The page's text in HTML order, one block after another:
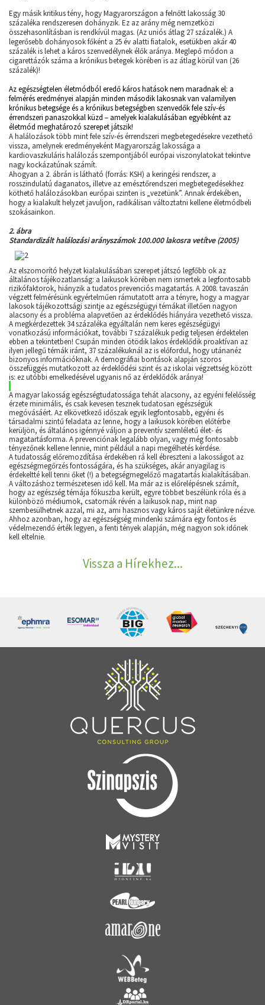
Egy másik kritikus tény, hogy Magyarországon a felnőtt lakosság 30
százaléka rendszeresen dohányzik. Ez az arány még nemzetközi
összehasonlításban is rendkívül magas. (Az uniós átlag 27 százalék.) A
legerősebb dohányosok főként a 25 év alatti fiatalok, esetükben akár 40
százalék is lehet a káros szenvedélynek élők aránya. Meglepő módon a
cigarettázók száma a krónikus betegek körében is az átlag körül van (26
százalék)!
Az egészségtelen életmódból eredő káros hatások nem maradnak el: a
felmérés eredményei alapján minden második lakosnak van valamilyen
krónikus betegsége és a krónikus betegségben szenvedők fele szív-és
érrendszeri panaszokkal küzd – amelyek kialakulásában egyébként az
életmód meghatározó szerepet játszik!
A halálozások több mint fele szív-és érrendszeri megbetegedésekre vezethető
vissza, amelynek eredményeként Magyarország lakossága a
kardiovaszkuláris halálozás szempontjából európai viszonylatokat tekintve
nagy kockázatúnak számít.
Ahogyan a 2. ábrán is látható (forrás: KSH) a keringési rendszer, a
rosszindulatú daganatos, illetve az emésztőrendszeri megbetegedésekhez
köthető halálozásokban európai szinten is „vezetünk”. Annak érdekében,
hogy a kialakult helyzet javuljon, radikálisan változtatni kellene életmódbeli
szokásainkon.
2. ábra
Standardizált halálozási arányszámok 100.000 lakosra vetítve (2005)
Az elszomorító helyzet kialakulásában szerepet játszó legfőbb ok az
általános tájékozatlanság: a laikusok körében nem ismertek a legfontosabb
rizikófaktorok, hiányzik a tudatos prevenciós magatartás. A 2008. tavaszán
végzett felmérésünk egyértelműen rámutatott arra a tényre, hogy a magyar
lakosok tájékozottsági szintje az egészségügyi témákat illetően nagyon
alacsony és a probléma alapvetően az érdeklődés hiányára vezethető vissza.
A megkérdezettek 34 százaléka egyáltalán nem keres egészségügyi
vonatkozású információkat, további 7 százalékuk pedig teljesen érdektelen
ebben a tekintetben! Csupán minden ötödik lakos érdeklődik proaktívan az
ilyen jellegű témák iránt, 37 százalékuknál az is előfordul, hogy utánanéz
bizonyos információknak. A demográfiai bontások alapján szoros
összefüggés mutatkozott az érdeklődési szint és az iskolai végzettség között
is: ez utóbbi emelkedésével ugyanis nő az érdeklődők aránya!
A magyar lakosság egészségtudatossága tehát alacsony, az egyéni felelősség
érzete minimális, és csak kevesen tesznek tudatosan egészségük
megóvásáért. Az elkövetkező időszak egyik legfontosabb, egyéni és
társadalmi szintű feladata az lenne, hogy a laikusok körében előtérbe
kerüljön, és általános igénnyé váljon a preventív szemléletű élet- és
magatartásforma. A prevenciónak legalább olyan, vagy még fontosabb
tényezőnek kellene lennie, mint például a napi megélhetés kérdése.
A tudatosság előremozdítása érdekében rá kell ébreszteni a lakosságot az
egészségmegőrzés fontosságára, és ha szükséges, akár anyagilag is
érdekeltté kell tenni őket (!) a betegségmegelőző magatartás kialakításában.
A változáshoz természetesen idő kell. Ma már az is előrelépésnek számít,
hogy az egészség témája fókuszba került, egyre többet beszélünk róla és a
különböző médiumok, csatornák révén a laikusok nap, mint nap
szembesülhetnek azzal, mi az, ami hasznos vagy káros saját életünkre nézve.
Ahhoz azonban, hogy az egészségség mindenki számára egy fontos és
védelmezendő érték legyen, a fenti tények alapján, még nagyon sok időnek
kell eltelnie.
Vissza a Hírekhez...